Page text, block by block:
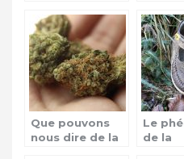
Notre-Dame de
Paris est brûlée
?
Paris
Que pouvons
nous dire de la
Le
de la